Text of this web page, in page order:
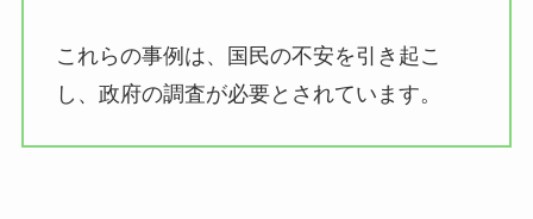
これらの事例は、国民の不安を引き起こ
し、政府の調査が必要とされています。